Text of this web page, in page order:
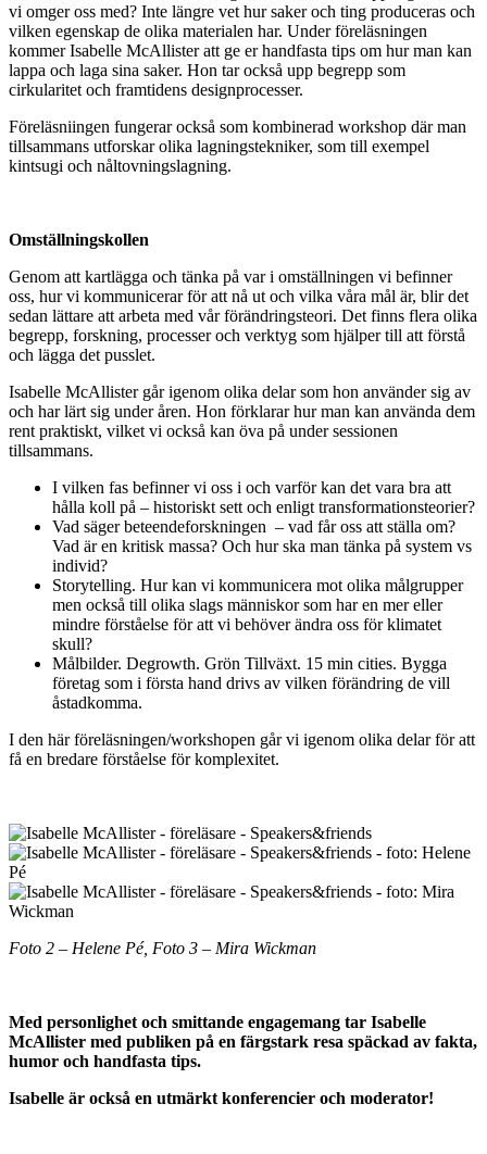
vi omger oss med? Inte längre vet hur saker och ting produceras och
vilken egenskap de olika materialen har. Under föreläsningen
kommer Isabelle McAllister att ge er handfasta tips om hur man kan
lappa och laga sina saker. Hon tar också upp begrepp som
cirkularitet och framtidens designprocesser.
Föreläsniingen fungerar också som kombinerad workshop där man
tillsammans utforskar olika lagningstekniker, som till exempel
kintsugi och nåltovningslagning.
Omställningskollen
Genom att kartlägga och tänka på var i omställningen vi befinner
oss, hur vi kommunicerar för att nå ut och vilka våra mål är, blir det
sedan lättare att arbeta med vår förändringsteori. Det finns flera olika
begrepp, forskning, processer och verktyg som hjälper till att förstå
och lägga det pusslet.
Isabelle McAllister går igenom olika delar som hon använder sig av
och har lärt sig under åren. Hon förklarar hur man kan använda dem
rent praktiskt, vilket vi också kan öva på under sessionen
tillsammans.
I vilken fas befinner vi oss i och varför kan det vara bra att
hålla koll på – historiskt sett och enligt transformationsteorier?
Vad säger beteendeforskningen – vad får oss att ställa om?
Vad är en kritisk massa? Och hur ska man tänka på system vs
individ?
Storytelling. Hur kan vi kommunicera mot olika målgrupper
men också till olika slags människor som har en mer eller
mindre förståelse för att vi behöver ändra oss för klimatet
skull?
Målbilder. Degrowth. Grön Tillväxt. 15 min cities. Bygga
företag som i första hand drivs av vilken förändring de vill
åstadkomma.
I den här föreläsningen/workshopen går vi igenom olika delar för att
få en bredare förståelse för komplexitet.
Foto 2 – Helene Pé, Foto 3 – Mira Wickman
Med personlighet och smittande engagemang tar Isabelle
McAllister med publiken på en färgstark resa späckad av fakta,
humor och handfasta tips.
Isabelle är också en utmärkt konferencier och moderator!